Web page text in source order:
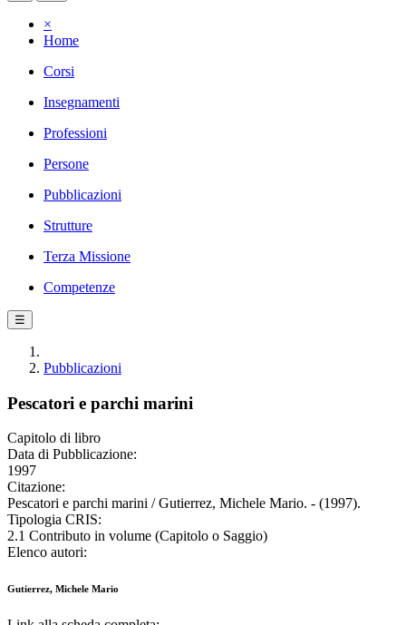
×
Home
Corsi
Insegnamenti
Professioni
Persone
Pubblicazioni
Strutture
Terza Missione
Competenze
☰
Pubblicazioni
Pescatori e parchi marini
Capitolo di libro
Data di Pubblicazione:
1997
Citazione:
Pescatori e parchi marini / Gutierrez, Michele Mario. - (1997).
Tipologia CRIS:
2.1 Contributo in volume (Capitolo o Saggio)
Elenco autori:
Gutierrez, Michele Mario